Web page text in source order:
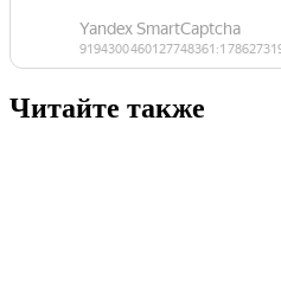
Читайте также